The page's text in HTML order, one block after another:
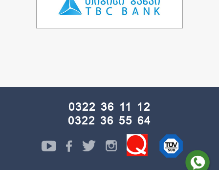
0322 36 11 12
0322 36 55 64